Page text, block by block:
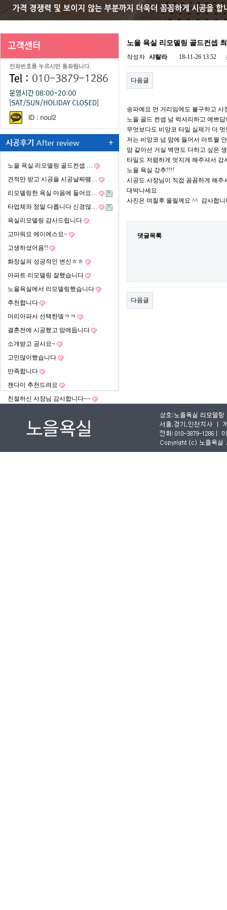
노을 욕실 리모델링 골드컨셉 …
견적만 받고 시공을 시공날짜땜…
리모델링한 욕실 마음에 들어요…
타업체와 정말 다릅니다 신경많…
욕실리모델링 감사드립니다
고마워요 에이에스요~
고생하셨어욤!!
화장실의 성공적인 변신ㅎㅎ
아파트 리모델링 잘했습니다
노을욕실에서 리모델링했습니다
추천합니다
머리아파서 선택한뎈ㅋㅋ
결혼전에 시공했고 맘에듭니다
소개받고 공사요~
고민많이했습니다
만족합니다
잰다이 추천드려요
친절하신 사장님 감사합니다~~
노을 욕실 리모델링 골드컨셉
작성자 샤랄라 18-11-26 13:52
다음글
송파예요 먼 거리임에도 불구하고
노을 골드 컨셉 넘 럭셔리하고 예쁘
무엇보다도 비앙코 타일 실제가 더
저는 비앙코 넘 맘에 들어서 아트월
맘 같아선 거실 벽면도 다하고 싶은
타일도 저렴하게 멋지게 해주셔서 감
노을 욕실 강추!!!!
시공도 사장님이 직접 꼼꼼하게 해주
대박나세요
사진은 며칠후 올릴께요 ^^ 감사합니
댓글목록
다음글